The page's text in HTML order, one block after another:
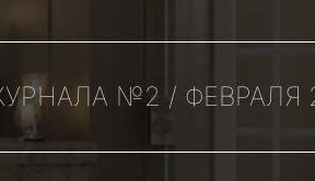
№2 / ФЕВРАЛЯ